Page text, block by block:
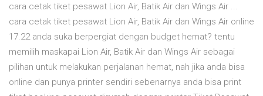
cara cetak tiket pesawat Lion Air, Batik Air dan Wings Air ...
cara cetak tiket pesawat Lion Air, Batik Air dan Wings Air online
17.22 anda suka berpergiat dengan budget hemat? tentu
memilih maskapai Lion Air, Batik Air dan Wings Air sebagai
pilihan untuk melakukan perjalanan hemat, nah jika anda bisa
online dan punya printer sendiri sebenarnya anda bisa print